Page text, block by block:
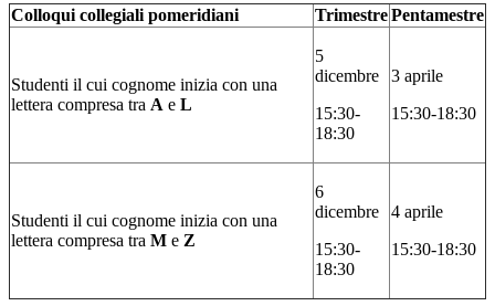
Colloqui collegiali pomeridiani TrimestrePentamestre
Studenti il cui cognome inizia con una
lettera compresa tra A e L
5
dicembre
15:30-
18:30
3 aprile
15:30-18:30
Studenti il cui cognome inizia con una
lettera compresa tra M e Z
6
dicembre
15:30-
18:30
4 aprile
15:30-18:30